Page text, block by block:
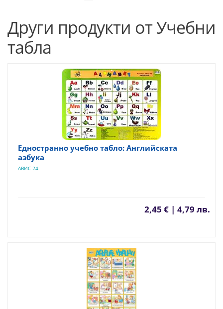
Други продукти от Учебни
табла
Едностранно учебно табло: Английската
азбука
АВИС 24
2,45 € | 4,79 лв.